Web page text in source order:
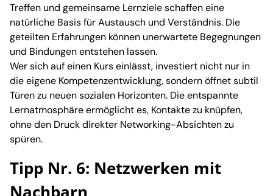
Treffen und gemeinsame Lernziele schaffen eine
natürliche Basis für Austausch und Verständnis. Die
geteilten Erfahrungen können unerwartete Begegnungen
und Bindungen entstehen lassen.
Wer sich auf einen Kurs einlässt, investiert nicht nur in
die eigene Kompetenzentwicklung, sondern öffnet subtil
Türen zu neuen sozialen Horizonten. Die entspannte
Lernatmosphäre ermöglicht es, Kontakte zu knüpfen,
ohne den Druck direkter Networking-Absichten zu
spüren.
Tipp Nr. 6: Netzwerken mit